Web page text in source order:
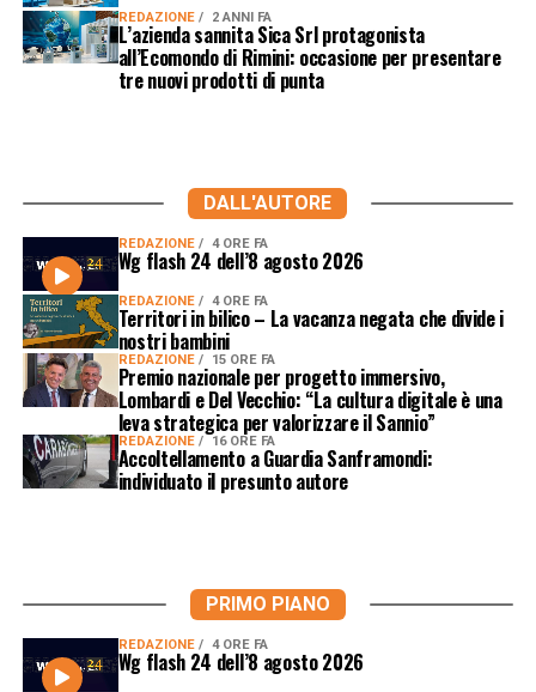
REDAZIONE 2 ANNI FA
L’azienda sannita Sica Srl protagonista
all’Ecomondo di Rimini: occasione per presentare
tre nuovi prodotti di punta
DALL'AUTORE
REDAZIONE 4 ORE FA
Wg flash 24 dell’8 agosto 2026
REDAZIONE 4 ORE FA
Territori in bilico – La vacanza negata che divide i
nostri bambini
REDAZIONE 15 ORE FA
Premio nazionale per progetto immersivo,
Lombardi e Del Vecchio: “La cultura digitale è una
leva strategica per valorizzare il Sannio”
REDAZIONE 16 ORE FA
Accoltellamento a Guardia Sanframondi:
individuato il presunto autore
PRIMO PIANO
REDAZIONE 4 ORE FA
Wg flash 24 dell’8 agosto 2026